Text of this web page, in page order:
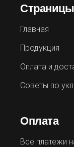
Страницы
Главная
Продукция
Оплата и
Советы по
Оплата
Все платежи